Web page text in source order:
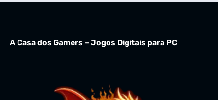
A Casa dos Gamers – Jogos Digitais para PC